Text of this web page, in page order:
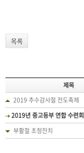
목록
제목
2019 추수감사절 전도축제
2019년 중고등부 연합 수련회
부활절 초청잔치